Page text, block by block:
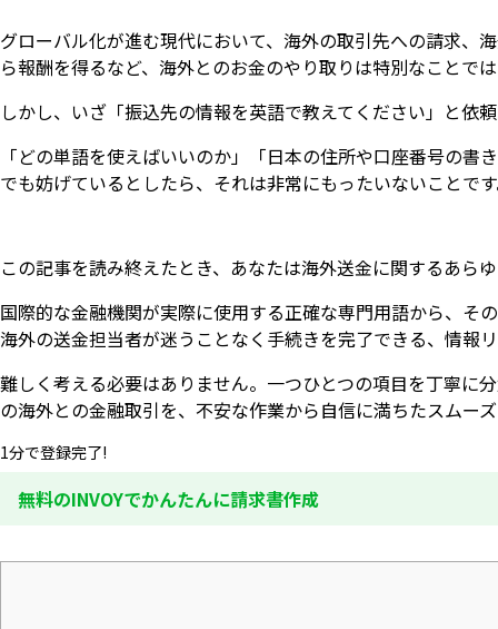
グローバル化が進む現代において、海外の取引先への請求、
ら報酬を得るなど、海外とのお金のやり取りは特別なことで
しかし、いざ「振込先の情報を英語で教えてください」と依
「どの単語を使えばいいのか」「日本の住所や口座番号の
でも妨げているとしたら、それは非常にもったいないことで
この記事を読み終えたとき、あなたは海外送金に関するあら
国際的な金融機関が実際に使用する正確な専門用語から、そ
海外の送金担当者が迷うことなく手続きを完了できる、情報
難しく考える必要はありません。一つひとつの項目を丁寧に
の海外との金融取引を、不安な作業から自信に満ちたスムー
1分で登録完了!
無料のINVOYでかんたんに請求書作成